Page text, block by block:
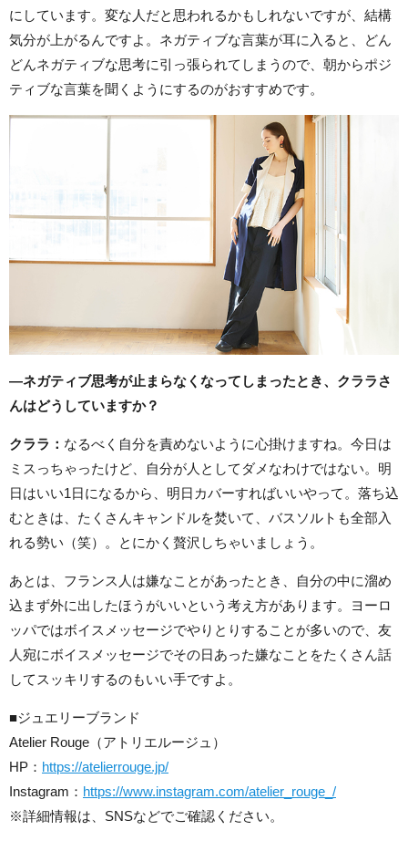
にしています。変な人だと思われるかもしれないですが、結構
気分が上がるんですよ。ネガティブな言葉が耳に入ると、どん
どんネガティブな思考に引っ張られてしまうので、朝からポジ
ティブな言葉を聞くようにするのがおすすめです。
―ネガティブ思考が止まらなくなってしまったとき、クララさ
んはどうしていますか？
クララ： なるべく自分を責めないように心掛けますね。今日は
ミスっちゃったけど、自分が人としてダメなわけではない。明
日はいい1日になるから、明日カバーすればいいやって。落ち込
むときは、たくさんキャンドルを焚いて、バスソルトも全部入
れる勢い（笑）。とにかく贅沢しちゃいましょう。
あとは、フランス人は嫌なことがあったとき、自分の中に溜め
込まず外に出したほうがいいという考え方があります。ヨーロ
ッパではボイスメッセージでやりとりすることが多いので、友
人宛にボイスメッセージでその日あった嫌なことをたくさん話
してスッキリするのもいい手ですよ。
■ジュエリーブランド
Atelier Rouge（アトリエルージュ）
HP： https://atelierrouge.jp/
Instagram： https://www.instagram.com/atelier_rouge_/
※詳細情報は、SNSなどでご確認ください。